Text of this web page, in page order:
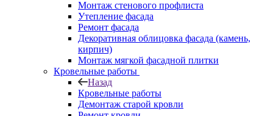
Монтаж стенового профлиста
Утепление фасада
Ремонт фасада
Декоративная облицовка фасада (камень,
кирпич)
Монтаж мягкой фасадной плитки
Кровельные работы
Назад
Кровельные работы
Демонтаж старой кровли